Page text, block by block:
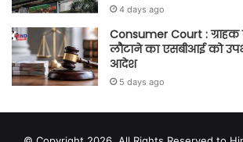
4 days ago
Consumer Court :
लौटाने का एसबीआई को
आदेश
5 days ago